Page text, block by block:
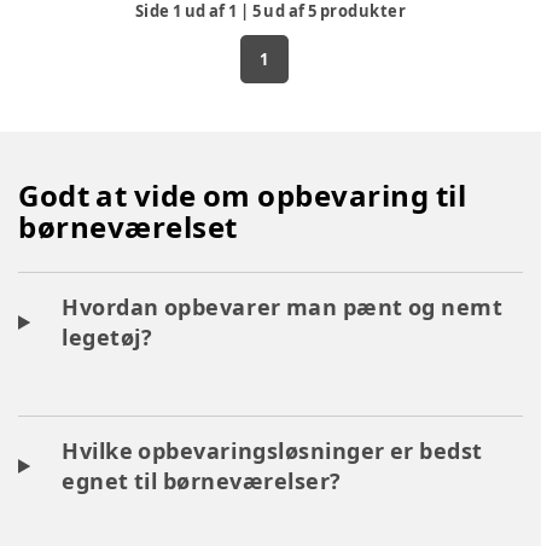
Side 1 ud af1 | 5ud af5 produkter
1
Godt at vide om opbevaring til
børneværelset
Hvordan opbevarer man pænt og nemt
legetøj?
Hvilke opbevaringsløsninger er bedst
egnet til børneværelser?